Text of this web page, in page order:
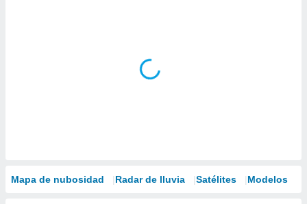
Mapa de nubosidad Radar de lluvia Satélites Modelos